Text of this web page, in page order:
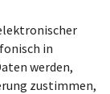
in
werden,
zustimmen,